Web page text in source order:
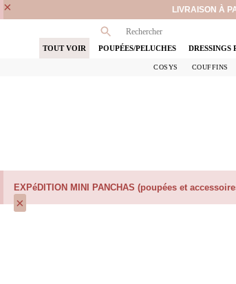
LIVRAISON À
×
TOUT VOIR
POUPÉES/PELUCHES DRESSINGS
COSYS COUFFINS
EXPéDITION MINI PANCHAS (poupées et
×